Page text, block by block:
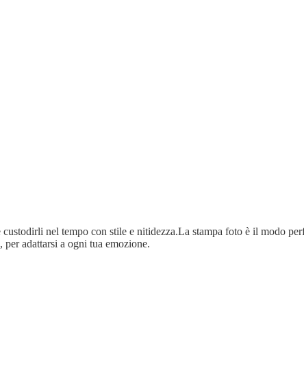
nel tempo con stile e nitidezza.La stampa foto è il modo
adattarsi a ogni tua emozione.